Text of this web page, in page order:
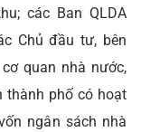
các Ban QLDA
Chủ đầu tư, bên
quan nhà nước,
thành phố có hoạt
ngân sách nhà